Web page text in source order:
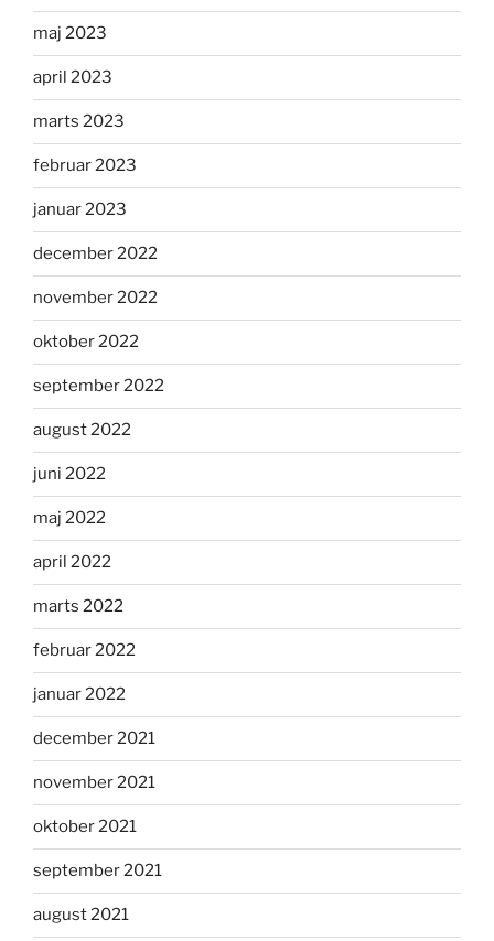
maj 2023
april 2023
marts 2023
februar 2023
januar 2023
december 2022
november 2022
oktober 2022
september 2022
august 2022
juni 2022
maj 2022
april 2022
marts 2022
februar 2022
januar 2022
december 2021
november 2021
oktober 2021
september 2021
august 2021